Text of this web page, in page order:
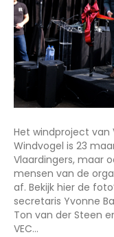
Het windproject van
Windvogel is 23
Vlaardingers, maar
mensen van de
af. Bekijk hier de
secretaris Yvonne
Ton van der Steen
VEC…